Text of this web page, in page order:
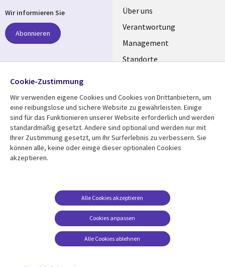
Useful
links
GERMANY
Über uns
Verantwortung
Management
Standorte
Mediathek
Library
GERMANY
Aktuelles
Rechtliches
Beschwerden/Hinweise
Compliance
Datenschutz
Impressum
Wir informieren Sie
Abonnieren
Folgen Sie uns
Social
Media
GERMANY
Cookie-Zustimmung
Wir verwenden eigene Cookies und Cookies von Drittanbietern, um
eine reibungslose und sichere Website zu gewährleisten. Einige
sind für das Funktionieren unserer Website erforderlich und werden
standardmäßig gesetzt. Andere sind optional und werden nur mit
Ihrer Zustimmung gesetzt, um Ihr Surferlebnis zu verbessern. Sie
können alle, keine oder einige dieser optionalen Cookies
akzeptieren.
Cookies anpassen
Alle Cookies akzeptieren
Alle Cookies ablehnen